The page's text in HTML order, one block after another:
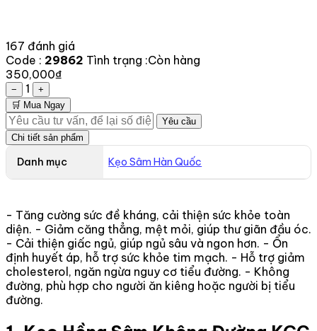
167 đánh giá
Code : 29862 Tình trạng :Còn hàng
350,000₫
− 1
+
🛒 Mua Ngay
Yêu cầu
Chi tiết sản phẩm
Danh mục Kẹo Sâm Hàn Quốc
- Tăng cường sức đề kháng, cải thiện sức khỏe toàn
diện. - Giảm căng thẳng, mệt mỏi, giúp thư giãn đầu óc.
- Cải thiện giấc ngủ, giúp ngủ sâu và ngon hơn. - Ổn
định huyết áp, hỗ trợ sức khỏe tim mạch. - Hỗ trợ giảm
cholesterol, ngăn ngừa nguy cơ tiểu đường. - Không
đường, phù hợp cho người ăn kiêng hoặc người bị tiểu
đường.